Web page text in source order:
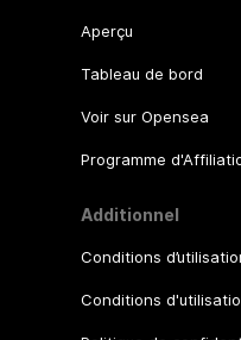
Aperçu
Tableau de bord
Voir sur Opensea
Programme
Additionnel
Conditions
Conditions